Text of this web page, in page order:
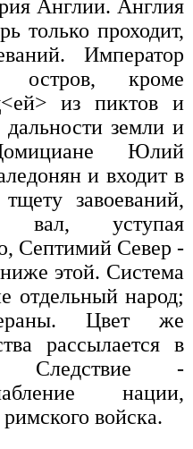
Англии. Англия
только проходит,
Император
остров, кроме
из пиктов и
земли и
Юлий
и входит в
завоеваний,
вал, уступая
Септимий Север -
этой. Система
отдельный народ;
Цвет же
рассылается в
Следствие -
нации,
войска.